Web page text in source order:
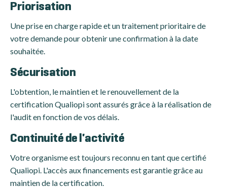
Priorisation
Une prise en charge rapide et un traitement prioritaire de
votre demande pour obtenir une confirmation à la date
souhaitée.
Sécurisation
L'obtention, le maintien et le renouvellement de la
certification Qualiopi sont assurés grâce à la réalisation de
l'audit en fonction de vos délais.
Continuité de l'activité
Votre organisme est toujours reconnu en tant que certifié
Qualiopi. L'accès aux financements est garantie grâce au
maintien de la certification.